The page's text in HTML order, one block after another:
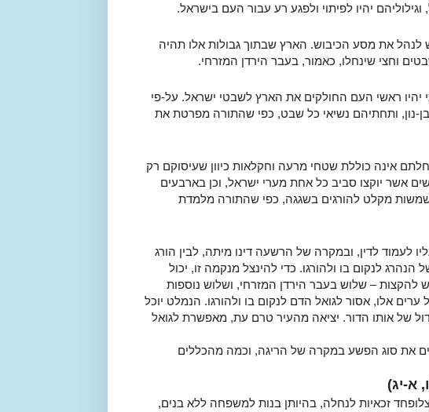
יהיו לפיתוי ולפגע רע עבור העם בישראל.
את מסע הכיבוש. הארץ שבתוך גבולות אלו תהיה
וחצי שינחלו, כאמור, בעבר הירדן המזרחי.
ראשי העם החולקים את הארץ לשבטי ישראל. על-פי
נון, ותחתיהם נשיאי כל שבט, כפי שהתורה מפרטת את
אינה כוללת שטחי מרעה וחקלאות כיוון שעיסוקם רק
אשר יוקצו סביב כל אחת מערי ישראל, וכן בארבעים
מקלט להורגים בשגגה, כפי שהתורה מלמדת
לעמוד לדין, ובמקרה של הרשעה דינו מיתה, לבין הורג
לנקום בו ולהורגו. כדי להינצל מנקמה זו, יכול
– שלוש בעבר הירדן המזרחי, ושלוש נוספות
אלו, אסור לגואל הדם לנקום בו ולהורגו. הנמלט יוכל
של אותו הדור. יציאה מהעיר טרם עת, מאפשרת לגואל
את סוג הפשע במקרה של הריגה, וכמה מהכללים
א-יג)
זכאיות לנחלה, בהיותן בנות למשפחה ללא בנים,